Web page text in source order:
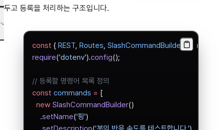
두고 등록을 처리하는 구조입니다.
const { REST, Routes, SlashCommandBuilder } require
require('dotenv').config();
// 등록할 명령어 목록 정의
const commands = [
  new
SlashCommandBuilder()
    .
setName('핑')